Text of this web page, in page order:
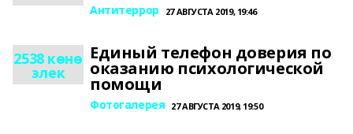
Антитеррор 27 АВГУСТА 2019, 19:46
2538 көнө
элек
Единый телефон доверия по
оказанию психологической
помощи
Фотогалерея 27 АВГУСТА 2019, 19:50